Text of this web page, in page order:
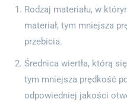
Rodzaj materiału, w
materiał, tym mniejsza
przebicia.
Średnica wiertła, którą
tym mniejsza prędkość
odpowiedniej jakości